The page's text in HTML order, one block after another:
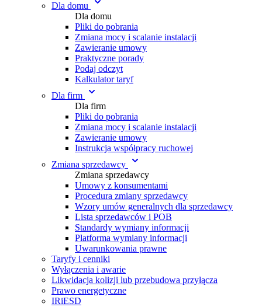
Dla domu
Dla domu
Pliki do pobrania
Zmiana mocy i scalanie instalacji
Zawieranie umowy
Praktyczne porady
Podaj odczyt
Kalkulator taryf
Dla firm
Dla firm
Pliki do pobrania
Zmiana mocy i scalanie instalacji
Zawieranie umowy
Instrukcja współpracy ruchowej
Zmiana sprzedawcy
Zmiana sprzedawcy
Umowy z konsumentami
Procedura zmiany sprzedawcy
Wzory umów generalnych dla sprzedawcy
Lista sprzedawców i POB
Standardy wymiany informacji
Platforma wymiany informacji
Uwarunkowania prawne
Taryfy i cenniki
Wyłączenia i awarie
Likwidacja kolizji lub przebudowa przyłącza
Prawo energetyczne
IRiESD